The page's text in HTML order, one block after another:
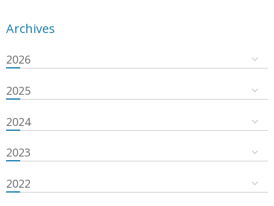
Archives
2026
2025
2024
2023
2022